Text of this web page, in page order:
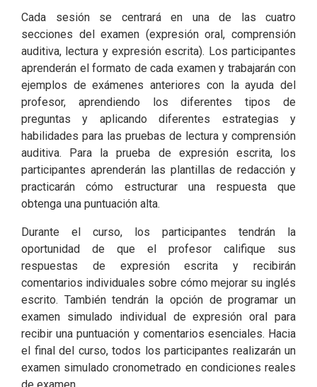
Cada sesión se centrará en una de las cuatro
secciones del examen (expresión oral, comprensión
auditiva, lectura y expresión escrita). Los participantes
aprenderán el formato de cada examen y trabajarán con
ejemplos de exámenes anteriores con la ayuda del
profesor, aprendiendo los diferentes tipos de
preguntas y aplicando diferentes estrategias y
habilidades para las pruebas de lectura y comprensión
auditiva. Para la prueba de expresión escrita, los
participantes aprenderán las plantillas de redacción y
practicarán cómo estructurar una respuesta que
obtenga una puntuación alta.
Durante el curso, los participantes tendrán la
oportunidad de que el profesor califique sus
respuestas de expresión escrita y recibirán
comentarios individuales sobre cómo mejorar su inglés
escrito. También tendrán la opción de programar un
examen simulado individual de expresión oral para
recibir una puntuación y comentarios esenciales. Hacia
el final del curso, todos los participantes realizarán un
examen simulado cronometrado en condiciones reales